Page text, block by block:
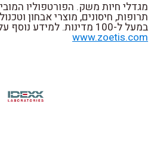
מגדלי חיות משק. הפורטפוליו
תרופות, חיסונים, מוצרי אבחון
במעל ל-100 מדינות. למידע נוסף על החברה - בקרו ב:
www.zoetis.com